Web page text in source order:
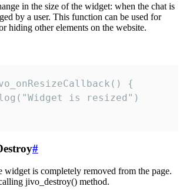
in the size of the widget: when the chat is
by a user. This function can be used for
hiding other elements on the website.
{
is resized")
#
widget is completely removed from the page.
jivo_destroy() method.